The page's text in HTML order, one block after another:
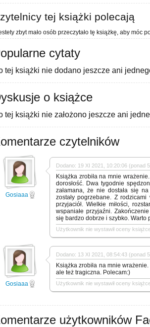
tej książki polecają
zbyt mało osób przeczytało tę książkę, aby móc
cytaty
tej książki nie dodano jeszcze ani
o książce
tej książki nie założono jeszcze ani
czytelników
Gosiaaa
Dodano: 19 XI 2021, 10:20:06 (ponad
Książka zrobiła na mnie
dorosłość. Dwa tygodnie
załamana, że nie dostała się
zostały pogrzebane. Z
przyjaciół. Wielkie miłości,
wspaniałe przyjaźni.
się bardzo dobrze i szybko. Warto
Użytkownik nie wystawił oceny
Gosiaaa
Dodano: 13 XI 2021, 08:54:43 (ponad
Książka zrobiła na mnie
ale też tragiczna. Polecam:)
Użytkownik nie wystawił oceny
użytkowników